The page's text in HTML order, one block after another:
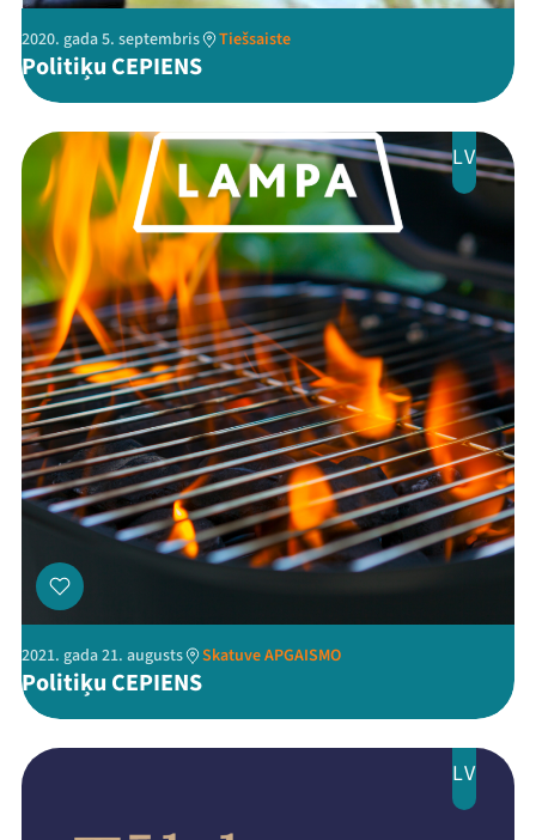
Mana programma
Festivāls
Programma
Arhīvs
Viņi bija LAMPĀ 2026
Jaunumi
2020. gada 5. septembris Tiešsaiste
Politiķu CEPIENS
LV
2021. gada 21. augusts Skatuve APGAISMO
Politiķu CEPIENS
LV